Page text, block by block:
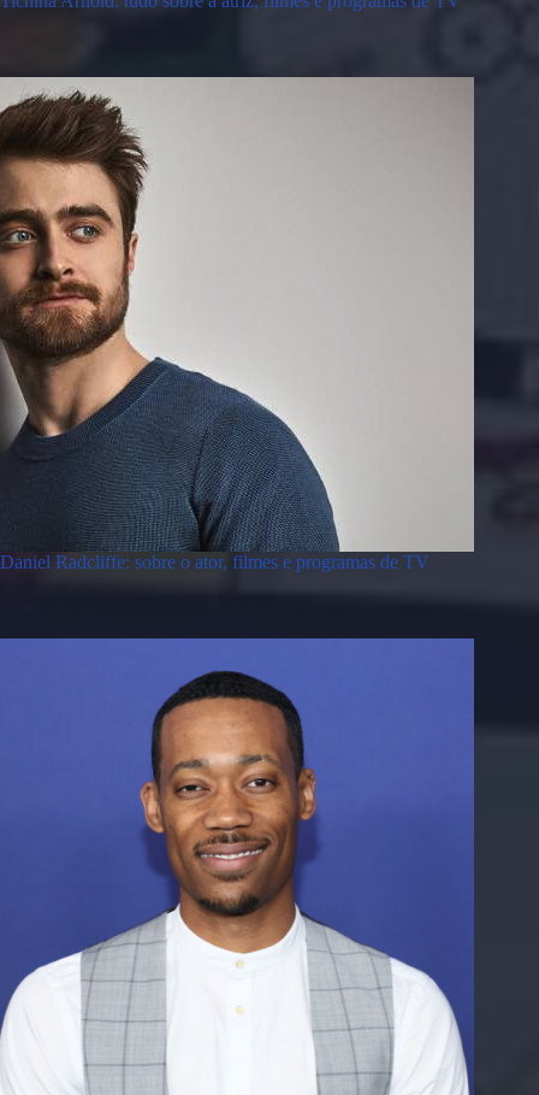
Daniel Radcliffe: sobre o ator, filmes e programas de TV